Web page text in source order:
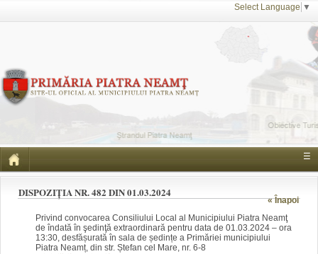
Select Language ▼
☰
« Înapoi
DISPOZIȚIA NR. 482 DIN 01.03.2024
Privind convocarea Consiliului Local al Municipiului Piatra Neamţ
de îndată în şedinţă extraordinară pentru data de 01.03.2024 – ora
13:30, desfășurată în sala de ședințe a Primăriei municipiului
Piatra Neamț, din str. Ștefan cel Mare, nr. 6-8